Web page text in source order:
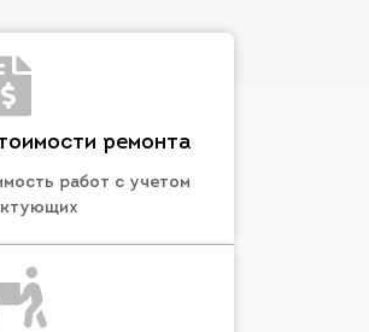
ремонта
работ с учетом